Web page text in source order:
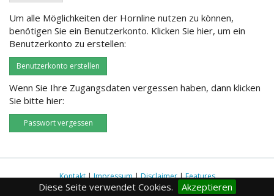
Diese Seite verwendet Cookies. Akzeptieren
Um alle Möglichkeiten der Hornline nutzen zu können,
benötigen Sie ein Benutzerkonto. Klicken Sie hier, um ein
Benutzerkonto zu erstellen:
Benutzerkonto erstellen
Wenn Sie Ihre Zugangsdaten vergessen haben, dann klicken
Sie bitte hier:
Passwort vergessen
Kontakt|Impressum|Disclaimer|Features